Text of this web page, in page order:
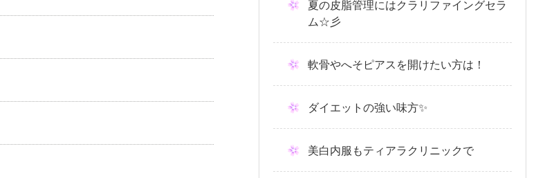
夏の皮脂管理にはクラリファイングセラ
ム☆彡
軟骨やへそピアスを開けたい方は！
ダイエットの強い味方✨
美白内服もティアラクリニックで